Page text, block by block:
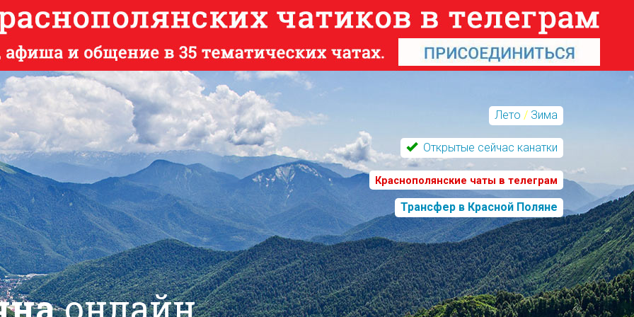
Лето / Зима
Открытые сейчас канатки
Краснополянские чаты в телеграм
Трансфер в Красной Поляне